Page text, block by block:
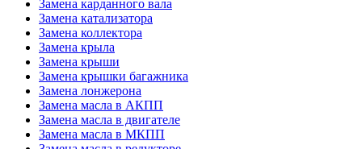
Замена карданного вала
Замена катализатора
Замена коллектора
Замена крыла
Замена крыши
Замена крышки багажника
Замена лонжерона
Замена масла в АКПП
Замена масла в двигателе
Замена масла в МКПП